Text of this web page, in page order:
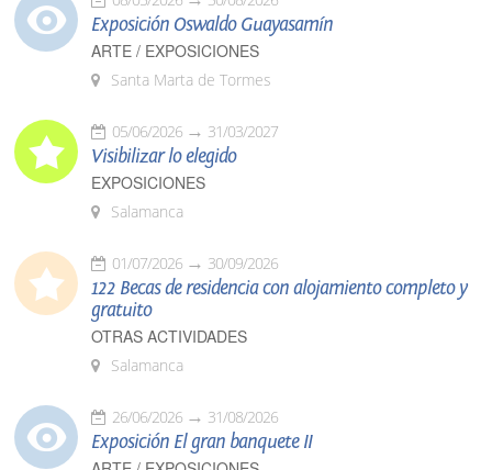
Exposición Oswaldo Guayasamín
ARTE / EXPOSICIONES
Santa Marta de Tormes
05/06/2026 31/03/2027
Visibilizar lo elegido
EXPOSICIONES
Salamanca
01/07/2026 30/09/2026
122 Becas de residencia con alojamiento completo y
gratuito
OTRAS ACTIVIDADES
Salamanca
26/06/2026 31/08/2026
Exposición El gran banquete II